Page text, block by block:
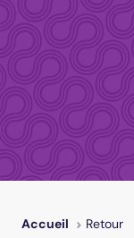
Accueil Retour